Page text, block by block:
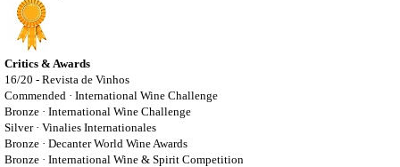
Critics & Awards
16/20 - Revista de Vinhos
Commended · International Wine Challenge
Bronze · International Wine Challenge
Silver · Vinalies Internationales
Bronze · Decanter World Wine Awards
Bronze · International Wine & Spirit Competition